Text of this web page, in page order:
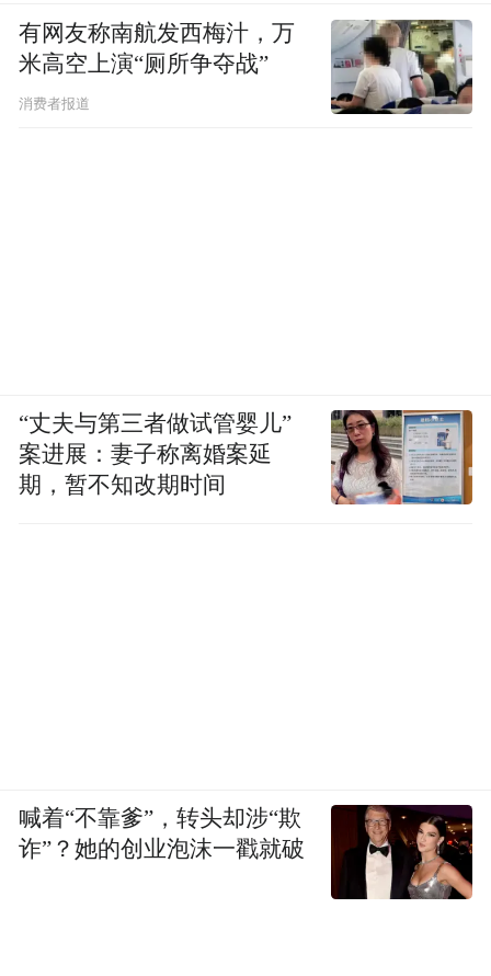
有网友称南航发西梅汁，万
米高空上演“厕所争夺战”
消费者报道
“丈夫与第三者做试管婴儿”
案进展：妻子称离婚案延
期，暂不知改期时间
喊着“不靠爹”，转头却涉“欺
诈”？她的创业泡沫一戳就破